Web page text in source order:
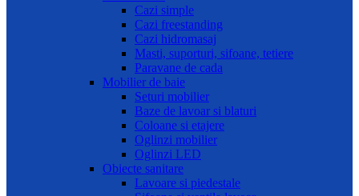
Cazi simple
Cazi freestanding
Cazi hidromasaj
Masti, suporturi, sifoane, tetiere
Paravane de cada
Mobilier de baie
Seturi mobilier
Baze de lavoar si blaturi
Coloane si etajere
Oglinzi mobilier
Oglinzi LED
Obiecte sanitare
Lavoare si piedestale